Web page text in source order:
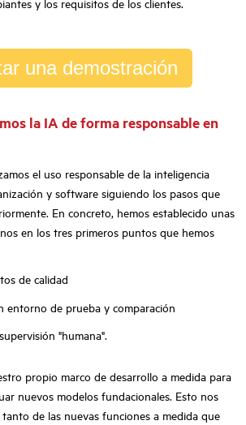
una demostración
la IA de forma responsable en
el uso responsable de la inteligencia
y software siguiendo los pasos que
En concreto, hemos establecido unas
en los tres primeros puntos que hemos
de calidad
entorno de prueba y comparación
"humana".
propio marco de desarrollo a medida para
nuevos modelos fundacionales. Esto nos
de las nuevas funciones a medida que